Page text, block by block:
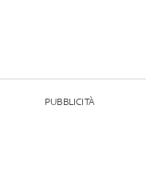
PUBBLICITÀ